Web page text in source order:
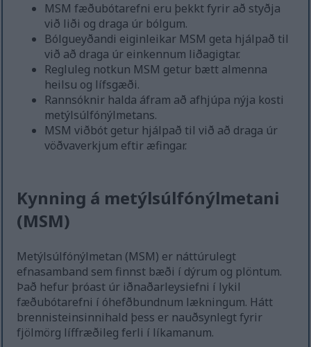
MSM fæðubótarefni eru þekkt fyrir að styðja
við liði og draga úr bólgum.
Bólgueyðandi eiginleikar MSM geta hjálpað til
við að draga úr einkennum liðagigtar.
Regluleg notkun MSM getur bætt almenna
heilsu og lífsgæði.
Rannsóknir halda áfram að afhjúpa nýja kosti
metýlsúlfónýlmetans.
MSM viðbót getur hjálpað til við að draga úr
vöðvaverkjum eftir æfingar.
Kynning á metýlsúlfónýlmetani
(MSM)
Metýlsúlfónýlmetan (MSM) er náttúrulegt
efnasamband sem finnst bæði í dýrum og plöntum.
Það hefur þróast úr iðnaðarleysiefni í lykil
fæðubótarefni í óhefðbundnum lækningum. Hátt
brennisteinsinnihald þess er nauðsynlegt fyrir
fjölmörg líffræðileg ferli í líkamanum.